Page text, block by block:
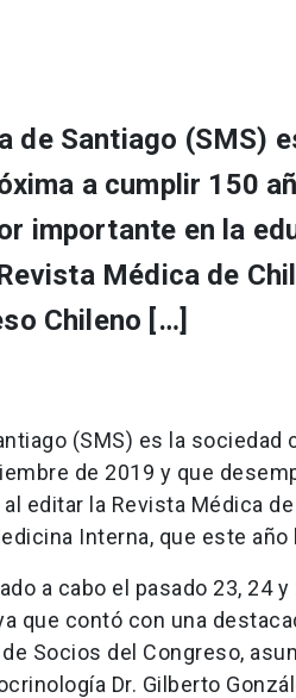
de Santiago (SMS)
a cumplir 150
importante en la
Médica de
Chileno […]
(SMS) es la
de 2019 y que
editar la Revista Médica
Interna, que este
a cabo el pasado 23, 24
que contó con una
Socios del Congreso,
Dr. Gilberto